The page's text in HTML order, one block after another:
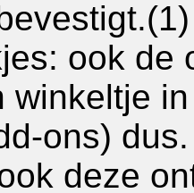
ook de
winkeltje
ons)
deze